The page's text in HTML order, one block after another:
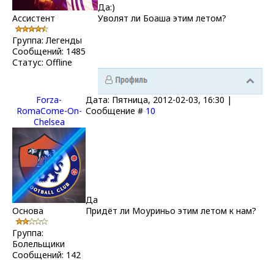
Ассистент
Группа: Легенды
Сообщений: 1485
Статус: Offline
Да:)
Уволят ли Боаша этим летом?
Forza-
RomaCome-On-
Chelsea
Дата: Пятница, 2012-02-03, 16:30 |
Сообщение # 10
Основа
Группа:
Болельщики
Сообщений: 142
Да
Придёт ли Моуриньо этим летом к нам?